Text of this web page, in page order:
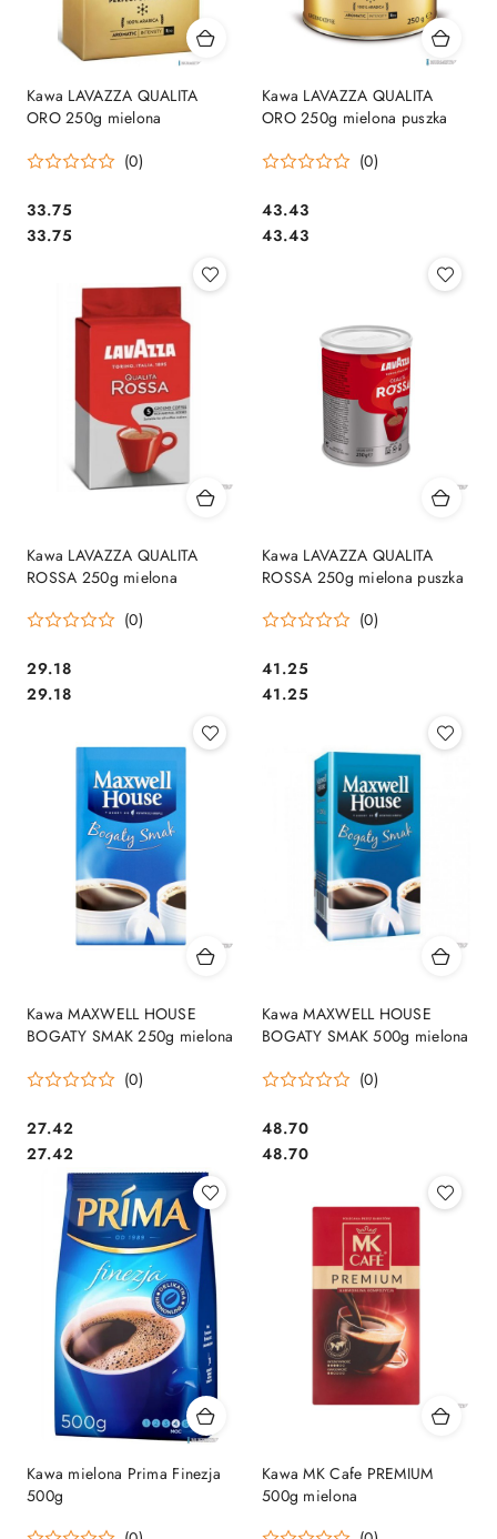
Kawa LAVAZZA QUALITA
ORO 250g mielona
(0)
Cena:
33.75
Cena:
33.75
Kawa LAVAZZA QUALITA
ORO 250g mielona puszka
(0)
Cena:
43.43
Cena:
43.43
Kawa LAVAZZA QUALITA
ROSSA 250g mielona
(0)
Cena:
29.18
Cena:
29.18
Kawa LAVAZZA QUALITA
ROSSA 250g mielona puszka
(0)
Cena:
41.25
Cena:
41.25
Kawa MAXWELL HOUSE
BOGATY SMAK 250g mielona
(0)
Cena:
27.42
Cena:
27.42
Kawa MAXWELL HOUSE
BOGATY SMAK 500g mielona
(0)
Cena:
48.70
Cena:
48.70
Kawa mielona Prima Finezja
500g
Kawa MK Cafe PREMIUM
500g mielona